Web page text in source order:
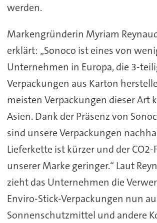
werden.
Markengründerin Myriam
erklärt: „Sonoco ist eines von
Unternehmen in Europa, die 3-
Verpackungen aus Karton
meisten Verpackungen dieser Art
Asien. Dank der Präsenz von
sind unsere Verpackungen
Lieferkette ist kürzer und der
unserer Marke geringer.“ Laut
zieht das Unternehmen die
Enviro-Stick-Verpackungen nun
Sonnenschutzmittel und andere